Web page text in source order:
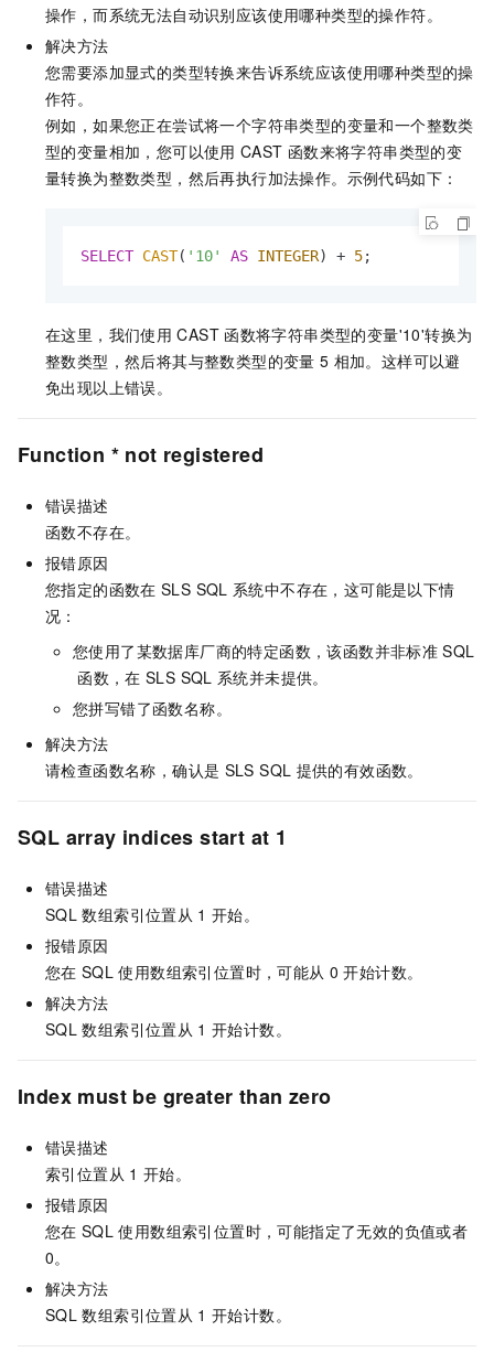
操作，而系统无法自动识别应该使用哪种类型的操作符。
解决方法
您需要添加显式的类型转换来告诉系统应该使用哪种类型的操
作符。
例如，如果您正在尝试将一个字符串类型的变量和一个整数类
型的变量相加，您可以使用 CAST 函数来将字符串类型的变
量转换为整数类型，然后再执行加法操作。示例代码如下：
SELECT CAST( '10' AS INTEGER) + 5;
在这里，我们使用 CAST 函数将字符串类型的变量'10'转换为
整数类型，然后将其与整数类型的变量 5 相加。这样可以避
免出现以上错误。
Function * not registered
错误描述
函数不存在。
报错原因
您指定的函数在 SLS SQL 系统中不存在，这可能是以下情
况：
您使用了某数据库厂商的特定函数，该函数并非标准 SQL
函数，在 SLS SQL 系统并未提供。
您拼写错了函数名称。
解决方法
请检查函数名称，确认是 SLS SQL 提供的有效函数。
SQL array indices start at 1
错误描述
SQL 数组索引位置从 1 开始。
报错原因
您在 SQL 使用数组索引位置时，可能从 0 开始计数。
解决方法
SQL 数组索引位置从 1 开始计数。
Index must be greater than zero
错误描述
索引位置从 1 开始。
报错原因
您在 SQL 使用数组索引位置时，可能指定了无效的负值或者
0。
解决方法
SQL 数组索引位置从 1 开始计数。